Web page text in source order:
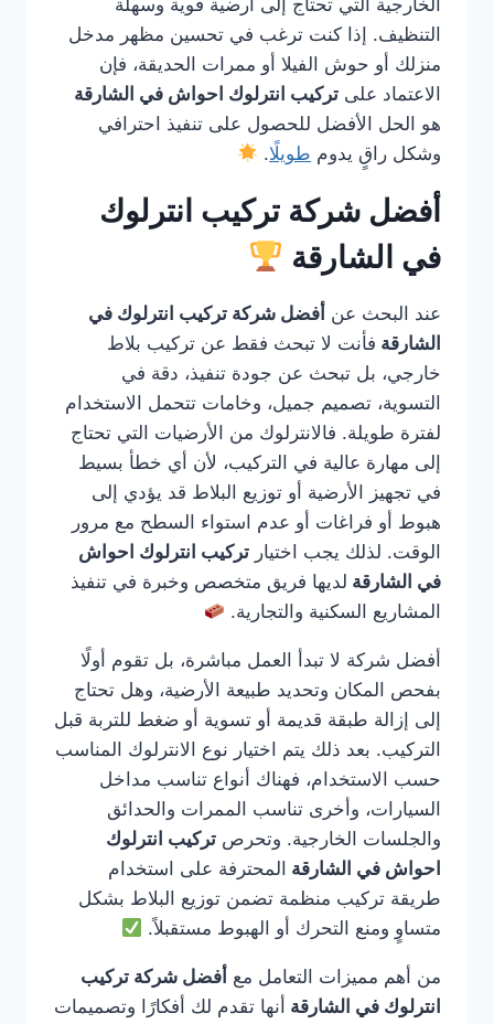
الخارجية التي تحتاج إلى أرضية قوية وسهلة
التنظيف. إذا كنت ترغب في تحسين مظهر مدخل
منزلك أو حوش الفيلا أو ممرات الحديقة، فإن
الاعتماد على تركيب انترلوك احواش في الشارقة
هو الحل الأفضل للحصول على تنفيذ احترافي
وشكل راقٍ يدوم طويلًا.
أفضل شركة تركيب انترلوك
في الشارقة
عند البحث عن أفضل شركة تركيب انترلوك في
الشارقة فأنت لا تبحث فقط عن تركيب بلاط
خارجي، بل تبحث عن جودة تنفيذ، دقة في
التسوية، تصميم جميل، وخامات تتحمل الاستخدام
لفترة طويلة. فالانترلوك من الأرضيات التي تحتاج
إلى مهارة عالية في التركيب، لأن أي خطأ بسيط
في تجهيز الأرضية أو توزيع البلاط قد يؤدي إلى
هبوط أو فراغات أو عدم استواء السطح مع مرور
الوقت. لذلك يجب اختيار تركيب انترلوك احواش
في الشارقة لديها فريق متخصص وخبرة في تنفيذ
المشاريع السكنية والتجارية.
أفضل شركة لا تبدأ العمل مباشرة، بل تقوم أولًا
بفحص المكان وتحديد طبيعة الأرضية، وهل تحتاج
إلى إزالة طبقة قديمة أو تسوية أو ضغط للتربة قبل
التركيب. بعد ذلك يتم اختيار نوع الانترلوك المناسب
حسب الاستخدام، فهناك أنواع تناسب مداخل
السيارات، وأخرى تناسب الممرات والحدائق
والجلسات الخارجية. وتحرص تركيب انترلوك
احواش في الشارقة المحترفة على استخدام
طريقة تركيب منظمة تضمن توزيع البلاط بشكل
متساوٍ ومنع التحرك أو الهبوط مستقبلاً.
من أهم مميزات التعامل مع أفضل شركة تركيب
انترلوك في الشارقة أنها تقدم لك أفكارًا وتصميمات